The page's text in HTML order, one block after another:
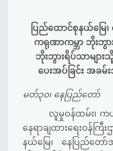
ပြည်ထောင်စုနယ်မြေ၊
ကရုဏာကမ္ဘာ ဘိုးဘွာ
ဘိုးဘွားရိပ်သာများ
ပေးအပ်ခြင်း အခမ်း
မတ်၃၀၊ နေပြည်တော်
လူမှုဝန်ထမ်း၊ က
နေရာချထားရေးဝန်ကြီး
နယ်မြေ၊
နေပြည်တော်